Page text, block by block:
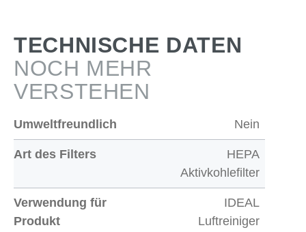
TECHNISCHE DATEN
NOCH MEHR
VERSTEHEN
Umweltfreundlich Nein
Art des Filters
HEPA
Aktivkohlefilter
Verwendung für
Produkt
IDEAL
Luftreiniger